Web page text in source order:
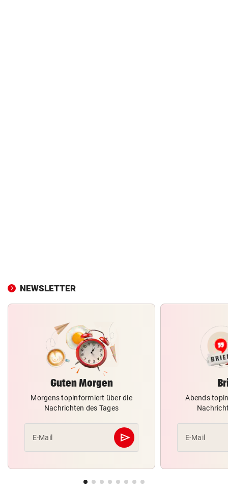
NEWSLETTER
Guten Morgen
Morgens topinformiert über die
Nachrichten des Tages
E-Mail send
Abschicken
Abends
E-Mail